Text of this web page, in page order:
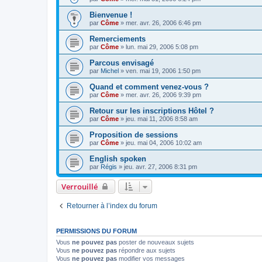
Bienvenue !
par Côme » mer. avr. 26, 2006 6:46 pm
Remerciements
par Côme » lun. mai 29, 2006 5:08 pm
Parcous envisagé
par Michel » ven. mai 19, 2006 1:50 pm
Quand et comment venez-vous ?
par Côme » mer. avr. 26, 2006 9:39 pm
Retour sur les inscriptions Hôtel ?
par Côme » jeu. mai 11, 2006 8:58 am
Proposition de sessions
par Côme » jeu. mai 04, 2006 10:02 am
English spoken
par Régis » jeu. avr. 27, 2006 8:31 pm
Verrouillé
Retourner à l’index du forum
PERMISSIONS DU FORUM
Vous ne pouvez pas poster de nouveaux sujets
Vous ne pouvez pas répondre aux sujets
Vous ne pouvez pas modifier vos messages